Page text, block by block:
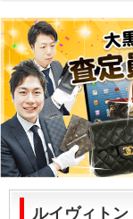
ルイヴィト